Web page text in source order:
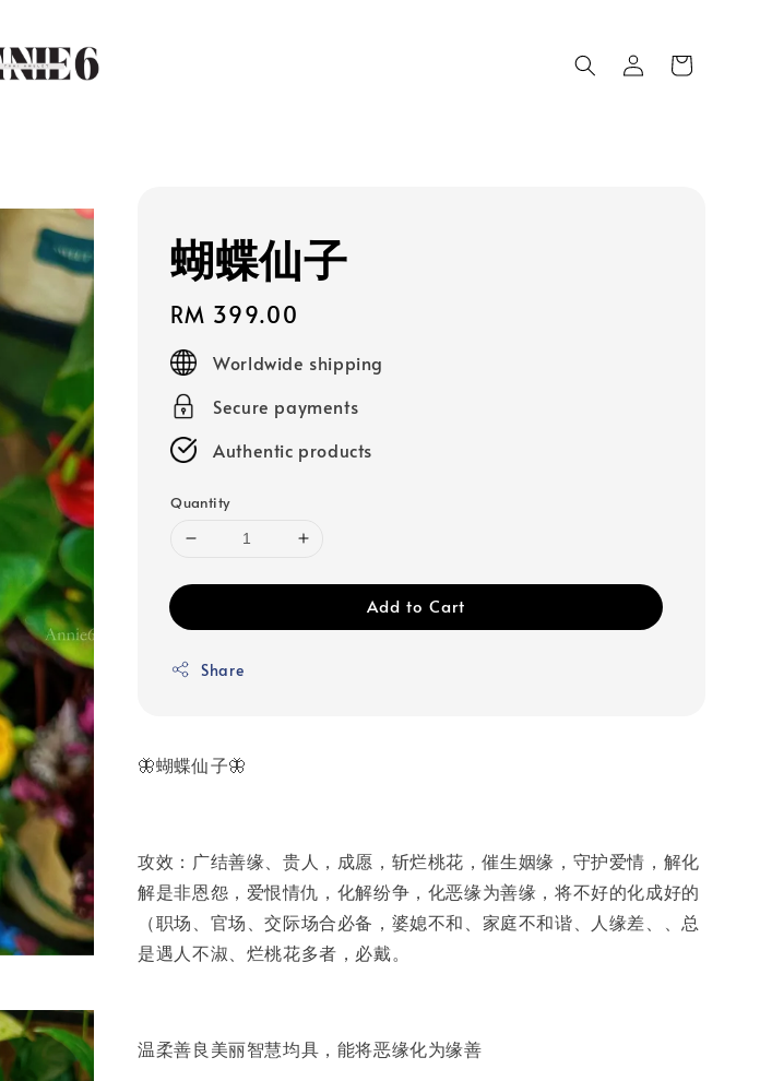
蝴蝶仙子
Regular
price
RM 399.00
Worldwide shipping
Secure payments
Authentic products
Quantity
Add to Cart
Share
🦋蝴蝶仙子🦋
攻效‬：广结善缘、贵人‬，成愿，斩烂‬桃花，催生‬姻缘，守护爱情，解化
解是非恩怨，爱恨情仇，化‬解纷争，‬化恶缘为‬善缘，将不好的化成‬好的
（职场、官场、交际场‬合必备，婆媳‬不和、家庭不和谐、人缘差、、总
是遇人‬不淑、烂桃花‬多者，必戴。
温柔善良‬美丽智慧均具，能将恶‬缘化为缘善‬